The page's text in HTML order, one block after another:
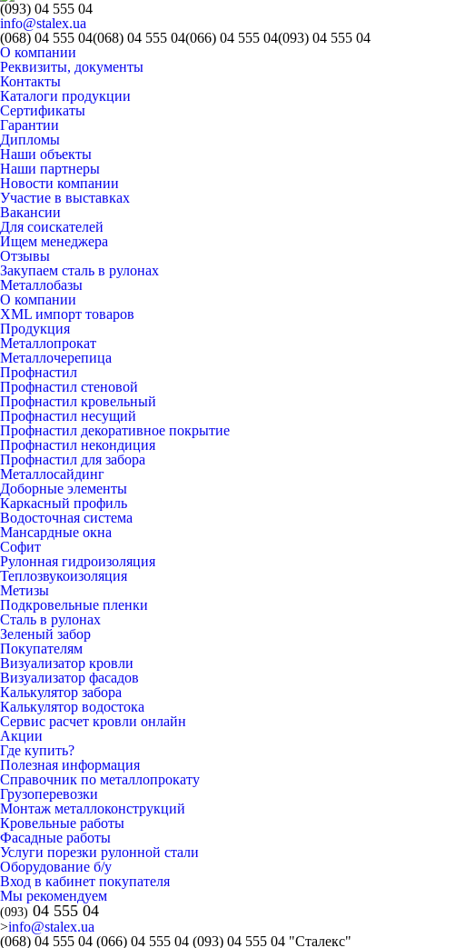
(093) 04 555 04
info@stalex.ua
(068) 04 555 04(068) 04 555 04(066) 04 555 04(093) 04 555 04
О компании
Реквизиты, документы
Контакты
Каталоги продукции
Сертификаты
Гарантии
Дипломы
Наши объекты
Наши партнеры
Новости компании
Участие в выставках
Вакансии
Для соискателей
Ищем менеджера
Отзывы
Закупаем сталь в рулонах
Металлобазы
О компании
XML импорт товаров
Продукция
Металлопрокат
Металлочерепица
Профнастил
Профнастил стеновой
Профнастил кровельный
Профнастил несущий
Профнастил декоративное покрытие
Профнастил некондиция
Профнастил для забора
Металлосайдинг
Доборные элементы
Каркасный профиль
Водосточная система
Мансардные окна
Софит
Рулонная гидроизоляция
Теплозвукоизоляция
Метизы
Подкровельные пленки
Сталь в рулонах
Зеленый забор
Покупателям
Визуализатор кровли
Визуализатор фасадов
Калькулятор забора
Калькулятор водостока
Сервис расчет кровли онлайн
Акции
Где купить?
Полезная информация
Справочник по металлопрокату
Грузоперевозки
Монтаж металлоконструкций
Кровельные работы
Фасадные работы
Услуги порезки рулонной стали
Оборудование б/у
Вход в кабинет покупателя
Мы рекомендуем
(093) 04 555 04
>info@stalex.ua
(068) 04 555 04 (066) 04 555 04 (093) 04 555 04 "Сталекс"